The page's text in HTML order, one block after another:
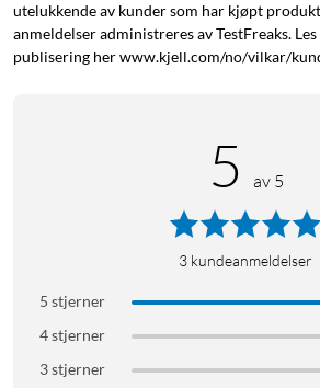
utelukkende av kunder som har kjøpt
anmeldelser administreres av TestFreaks.
publisering her www.kjell.com/no/vilkar/
5 av 5
3 kundeanmeldelser
5 stjerner
4 stjerner
3 stjerner